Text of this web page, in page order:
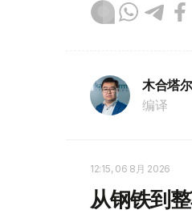
木合塔
编译
12:15, 06 8月 2026
从钢铁到